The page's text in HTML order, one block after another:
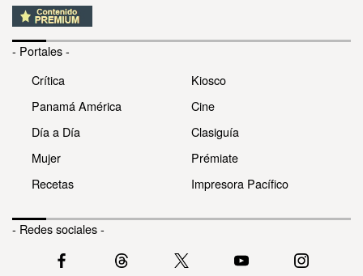
- Portales -
Crítica
Panamá América
Día a Día
Mujer
Recetas
Kiosco
Cine
Clasiguía
Prémiate
Impresora Pacífico
- Redes sociales -